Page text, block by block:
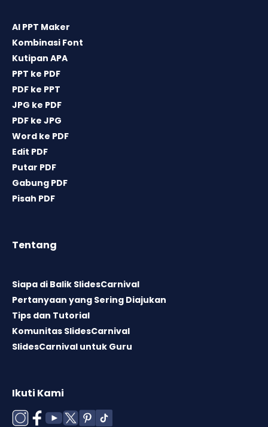
AI PPT Maker
Kombinasi Font
Kutipan APA
PPT ke PDF
PDF ke PPT
JPG ke PDF
PDF ke JPG
Word ke PDF
Edit PDF
Putar PDF
Gabung PDF
Pisah PDF
Tentang
Siapa di Balik SlidesCarnival
Pertanyaan yang Sering Diajukan
Tips dan Tutorial
Komunitas SlidesCarnival
SlidesCarnival untuk Guru
Ikuti Kami